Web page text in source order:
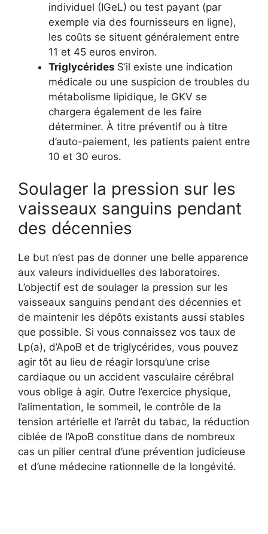
individuel (IGeL) ou test payant (par
exemple via des fournisseurs en ligne),
les coûts se situent généralement entre
11 et 45 euros environ.
Triglycérides S’il existe une indication
médicale ou une suspicion de troubles du
métabolisme lipidique, le GKV se
chargera également de les faire
déterminer. À titre préventif ou à titre
d’auto-paiement, les patients paient entre
10 et 30 euros.
Soulager la pression sur les
vaisseaux sanguins pendant
des décennies
Le but n’est pas de donner une belle apparence
aux valeurs individuelles des laboratoires.
L’objectif est de soulager la pression sur les
vaisseaux sanguins pendant des décennies et
de maintenir les dépôts existants aussi stables
que possible. Si vous connaissez vos taux de
Lp(a), d’ApoB et de triglycérides, vous pouvez
agir tôt au lieu de réagir lorsqu’une crise
cardiaque ou un accident vasculaire cérébral
vous oblige à agir. Outre l’exercice physique,
l’alimentation, le sommeil, le contrôle de la
tension artérielle et l’arrêt du tabac, la réduction
ciblée de l’ApoB constitue dans de nombreux
cas un pilier central d’une prévention judicieuse
et d’une médecine rationnelle de la longévité.